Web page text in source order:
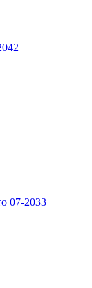
07-2033